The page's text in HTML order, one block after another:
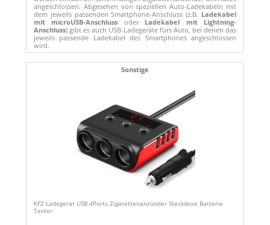
angeschlossen. Abgesehen von speziellen Auto-Ladekabeln mit
dem jeweils passenden Smartphone-Anschluss (z.B. Ladekabel
mit microUSB-Anschluss oder Ladekabel mit Lightning-
Anschluss) gibt es auch USB-Ladegeräte fürs Auto, bei denen das
jeweils passende Ladekabel des Smartphones angeschlossen
wird.
Sonstige
KFZ Ladegerät USB 4Ports Zigarettenanzünder Steckdose Batterie
Tester